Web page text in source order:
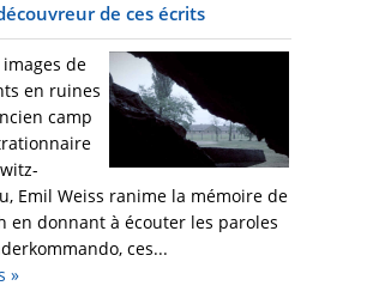
de ces écrits
de
en ruines
camp
Emil Weiss ranime la mémoire de
en donnant à écouter les paroles
ces...
»